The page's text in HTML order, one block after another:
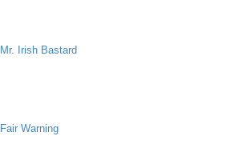
Mr. Irish Bastard
Fair Warning